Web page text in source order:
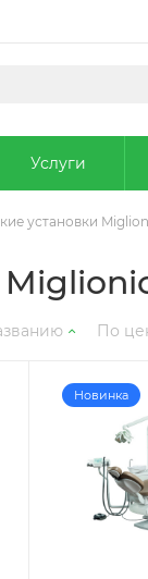
Услуги
установки
По
Новинка